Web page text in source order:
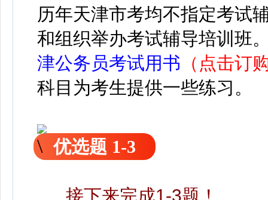
历年天津市考均不指定考试
和组织举办考试辅导培训班
津公务员考试用书 （点击订
科目为考生提供一些练习。
优选题 1-3
接下来完成1-3题！